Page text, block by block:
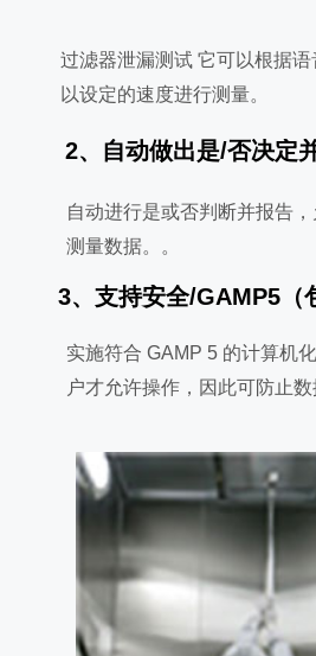
过滤器泄漏测试 它可以根据语
以设定的速度进行测量。
2、自动做出是/否决定
3、支持安全/GAMP5（
自动进行是或否判断并报告
测量数据。。
实施符合 GAMP 5 的计算机
户才允许操作，因此可防止数